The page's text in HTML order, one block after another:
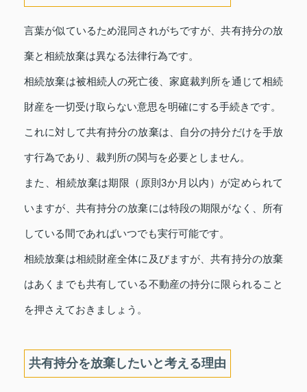
言葉が似ているため混同されがちですが、共有持分の放
棄と相続放棄は異なる法律行為です。
相続放棄は被相続人の死亡後、家庭裁判所を通じて相続
財産を一切受け取らない意思を明確にする手続きです。
これに対して共有持分の放棄は、自分の持分だけを手放
す行為であり、裁判所の関与を必要としません。
また、相続放棄は期限（原則3か月以内）が定められて
いますが、共有持分の放棄には特段の期限がなく、所有
している間であればいつでも実行可能です。
相続放棄は相続財産全体に及びますが、共有持分の放棄
はあくまでも共有している不動産の持分に限られること
を押さえておきましょう。
共有持分を放棄したいと考える理由